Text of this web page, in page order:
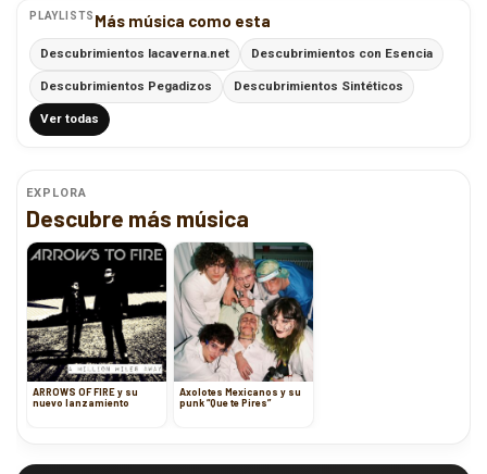
PLAYLISTS Más música como esta
Descubrimientos lacaverna.net Descubrimientos con Esencia
Descubrimientos Pegadizos Descubrimientos Sintéticos
Ver todas
EXPLORA
Descubre más música
ARROWS OF FIRE y su
nuevo lanzamiento
Axolotes Mexicanos y su
punk “Que te Pires”